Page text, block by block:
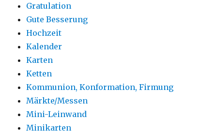
Gratulation
Gute Besserung
Hochzeit
Kalender
Karten
Ketten
Kommunion, Konformation, Firmung
Märkte/Messen
Mini-Leinwand
Minikarten